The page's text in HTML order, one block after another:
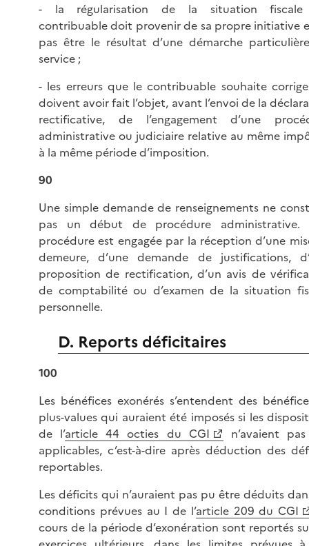
- la régularisation de la situation
contribuable doit provenir de sa propre initiative
pas être le résultat d’une démarche
service ;
- les erreurs que le contribuable souhaite
doivent avoir fait l’objet, avant l’envoi de la
rectificative, de l’engagement d’une
administrative ou judiciaire relative au même
à la même période d’imposition.
90
Une simple demande de renseignements ne
pas un début de procédure administrative.
procédure est engagée par la réception d’une
demeure, d’une demande de justifications,
proposition de rectification, d’un avis de
de comptabilité ou d’examen de la situation
personnelle.
D. Reports déficitaires
100
Les bénéfices exonérés s’entendent des
plus-values qui auraient été imposés si les
de l’article 44 octies du CGI
n’avaient
applicables, c’est-à-dire après déduction des
reportables.
Les déficits qui n’auraient pas pu être déduits
conditions prévues au I de l’article 209 du CGI
cours de la période d’exonération sont reportés